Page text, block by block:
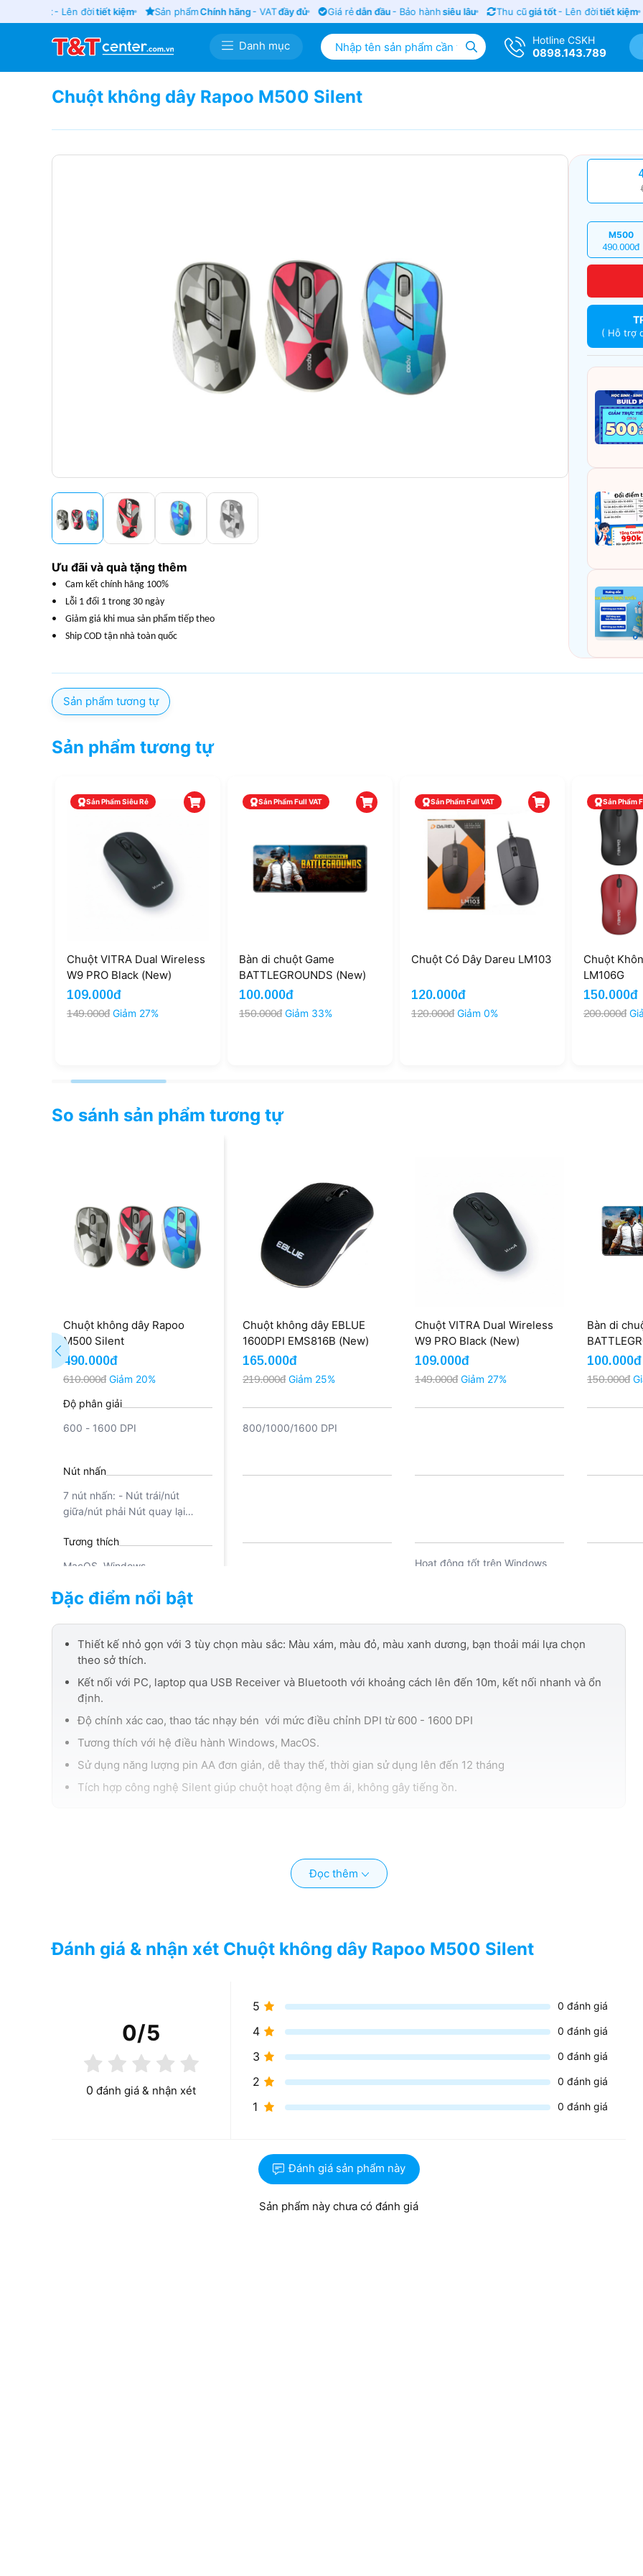
- Lên đờitiết kiệm Sản phẩmChính hãng- VATđầy đủ Giá rẻ dẫn đầu- Bảo hànhsiêu lâu Thu cũ giá tốt- Lên đờitiết kiệm
Danh mục Hotline CSKH
0898.143.789
Chuột không dây Rapoo M500 Silent
Ưu đãi và quà tặng thêm
• Cam kết chính hãng 100%
• Lỗi 1 đổi 1 trong 30 ngày
• Giảm giá khi mua sản phẩm tiếp theo
• Ship COD tận nhà toàn quốc
M500
490.000đ
( Hỗ trợ
Sản phẩm tương tự
Sản phẩm tương tự
Sản Phẩm Siêu Rẻ
Chuột VITRA Dual Wireless
W9 PRO Black (New)
109.000đ
149.000đ Giảm 27%
Sản Phẩm Full VAT
Bàn di chuột Game
BATTLEGROUNDS (New)
100.000đ
150.000đ Giảm 33%
Sản Phẩm Full VAT
Chuột Có Dây Dareu LM103
120.000đ
120.000đ Giảm 0%
Sản Phẩm
Chuột
LM106G
150.000đ
200.000đ
So sánh sản phẩm tương tự
Chuột không dây Rapoo
M500 Silent
490.000đ
610.000đ Giảm 20%
Độ phân giải
600 - 1600 DPI
Nút nhấn
7 nút nhấn: - Nút trái/nút
giữa/nút phải Nút quay lại
(Forward) Nút Bluetooth Nút
Tương thích
MacOS, Windows
Kết nối
Đèn LED
Không
Chuột không dây EBLUE
1600DPI EMS816B (New)
165.000đ
219.000đ Giảm 25%
800/1000/1600 DPI
Chuột VITRA Dual Wireless
W9 PRO Black (New)
109.000đ
149.000đ Giảm 27%
Hoạt động tốt trên Windows
Bluetooth và Wireless 2.4GHz
Bàn di
100.000đ
150.000đ
Đặc điểm nổi bật
Thiết kế nhỏ gọn với 3 tùy chọn màu sắc: Màu xám, màu đỏ, màu xanh dương, bạn thoải mái lựa chọn
theo sở thích.
Kết nối với PC, laptop qua USB Receiver và Bluetooth với khoảng cách lên đến 10m, kết nối nhanh và ổn
định.
Độ chính xác cao, thao tác nhạy bén với mức điều chỉnh DPI từ 600 - 1600 DPI
Tương thích với hệ điều hành Windows, MacOS.
Sử dụng năng lượng pin AA đơn giản, dễ thay thế, thời gian sử dụng lên đến 12 tháng
Tích hợp công nghệ Silent giúp chuột hoạt động êm ái, không gây tiếng ồn.
Đọc thêm
Đánh giá & nhận xét Chuột không dây Rapoo M500 Silent
0/5
0 đánh giá & nhận xét
5 0 đánh giá
4 0 đánh giá
3 0 đánh giá
2 0 đánh giá
1 0 đánh giá
Đánh giá sản phẩm này
Sản phẩm này chưa có đánh giá